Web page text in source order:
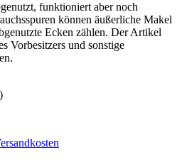
funktioniert aber noch
können äußerliche Makel
Ecken zählen. Der Artikel
Vorbesitzers und sonstige